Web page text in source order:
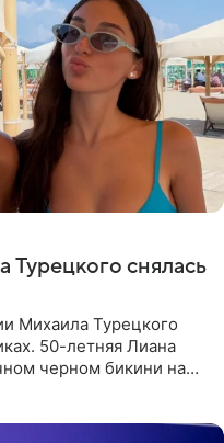
снялась
Михаила Турецкого
50-летняя Лиана
черном бикини на